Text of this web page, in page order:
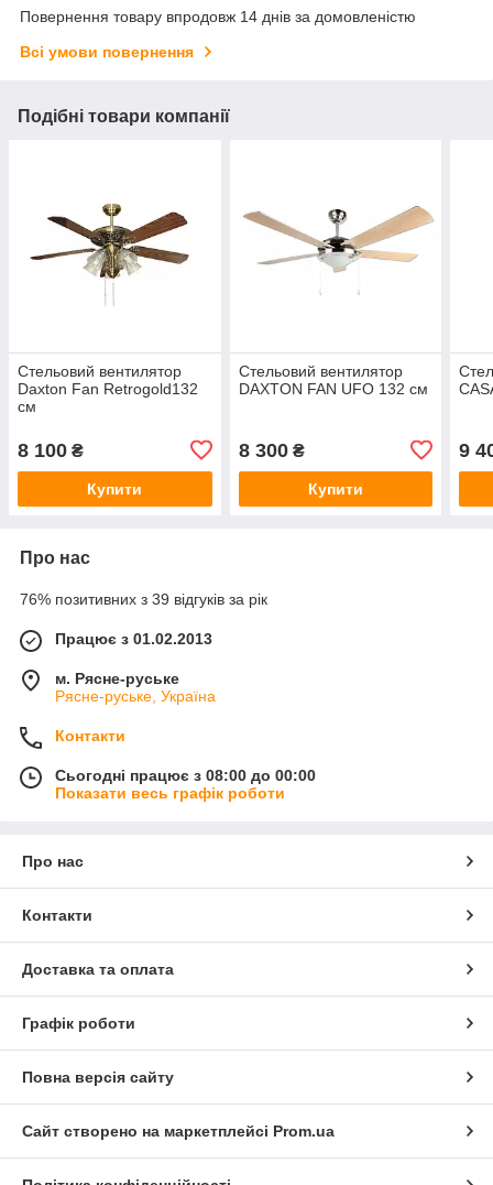
Повернення товару впродовж 14 днів за домовленістю
Всі умови повернення
Подібні товари компанії
Стельовий вентилятор
Daxton Fan Retrogold132
см
8 100 ₴
Купити
Стельовий вентилятор
DAXTON FAN UFO 132 см
8 300₴
Купити
9
Про нас
76% позитивних з 39 відгуків за рік
Працює з 01.02.2013
м. Рясне-руське
Рясне-руське, Україна
Контакти
Сьогодні працює з 08:00 до 00:00
Показати весь графік роботи
Про нас
Контакти
Доставка та оплата
Графік роботи
Повна версія сайту
Сайт створено на маркетплейсі Prom.ua